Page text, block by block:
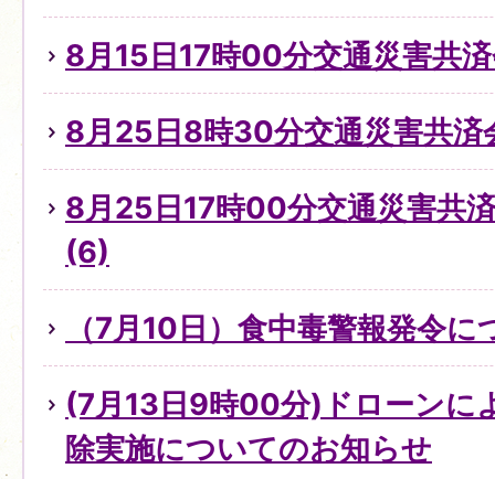
8月15日17時00分交通災害共
8月25日8時30分交通災害共
8月25日17時00分交通災害共
(6)
（7月10日）食中毒警報発令に
(7月13日9時00分)ドローンに
除実施についてのお知らせ